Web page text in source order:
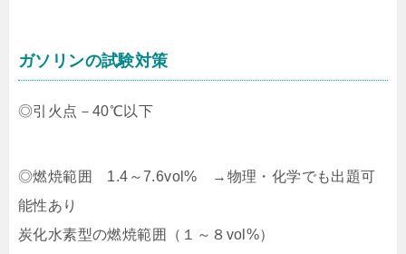
ガソリンの試験対策
◎引火点－40℃以下
◎燃焼範囲 1.4～7.6vol% →物理・化学でも出題可
能性あり
炭化水素型の燃焼範囲（１～８vol%）